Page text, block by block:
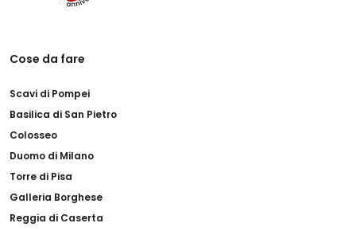
Cose da fare
Scavi di Pompei
Basilica di San Pietro
Colosseo
Duomo di Milano
Torre di Pisa
Galleria Borghese
Reggia di Caserta